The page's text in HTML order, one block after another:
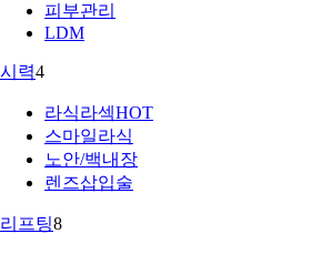
피부관리
LDM
시력4
라식라섹HOT
스마일라식
노안/백내장
렌즈삽입술
리프팅8